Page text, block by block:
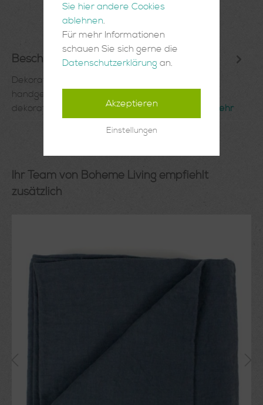
Beschreibung
Dekorative Holzmaske aus EbenholzSchöne
handgeschnitzte Holzmaske aus Afrika. Die
dekorative Maske aus Ebenholz stammt aus…
Mehr
Ihr Team von Boheme Living empfiehlt
zusätzlich
Sie hier andere Cookies
ablehnen.
Für mehr Informationen
schauen Sie sich gerne die
Datenschutzerklärung an.
Akzeptieren
Einstellungen